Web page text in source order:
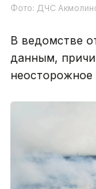
Фото: ДЧС
В ведомстве
данным,
неосторожное